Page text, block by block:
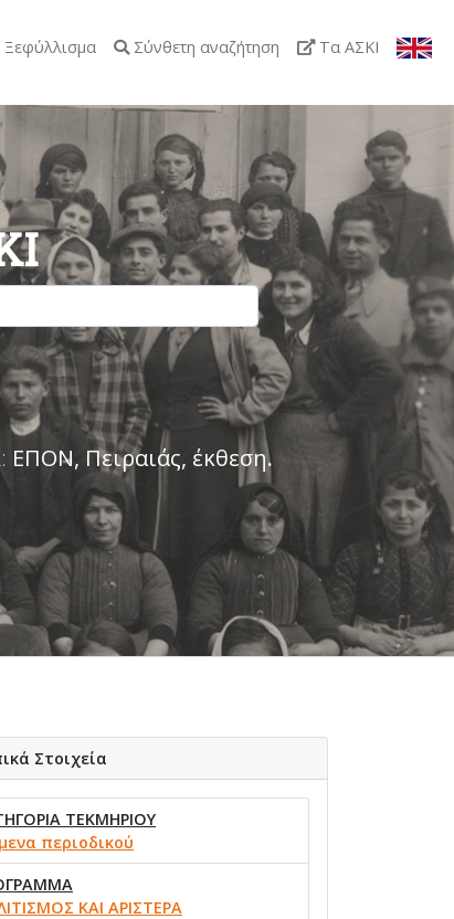
Σύνθετη αναζήτηση Τα ΑΣΚΙ
ΕΠΟΝ, Πειραιάς, έκθεση.
Στοιχεία
ΤΕΚΜΗΡΙΟΥ
περιοδικού
ΚΑΙ ΑΡΙΣΤΕΡΑ